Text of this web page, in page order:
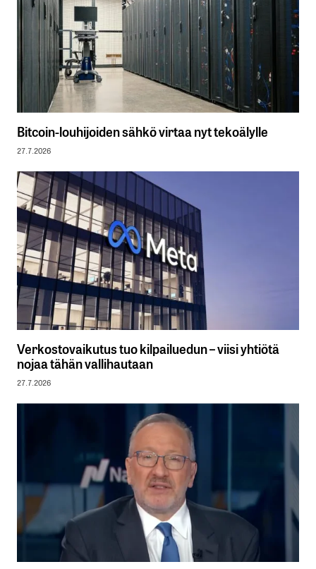
Bitcoin-louhijoiden sähkö virtaa nyt tekoälylle
27.7.2026
Verkostovaikutus tuo kilpailuedun – viisi yhtiötä
nojaa tähän vallihautaan
27.7.2026